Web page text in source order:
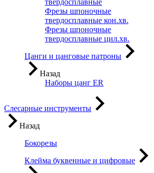
твердосплавные
Фрезы шпоночные
твердосплавные кон.хв.
Фрезы шпоночные
твердосплавные цил.хв.
Цанги и цанговые патроны
Назад
Наборы цанг ER
Слесарные инструменты
Назад
Бокорезы
Клейма буквенные и цифровые